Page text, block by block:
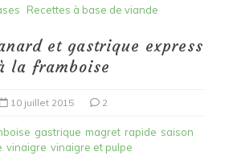
Recettes à base de viande
et gastrique express
la framboise
10 juillet 2015 2
gastrique magret rapide saison
vinaigre vinaigre et pulpe